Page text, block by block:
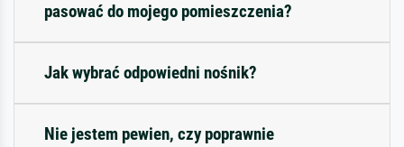
pasować do mojego pomieszczenia?
Jak wybrać odpowiedni nośnik?
Nie jestem pewien, czy poprawnie